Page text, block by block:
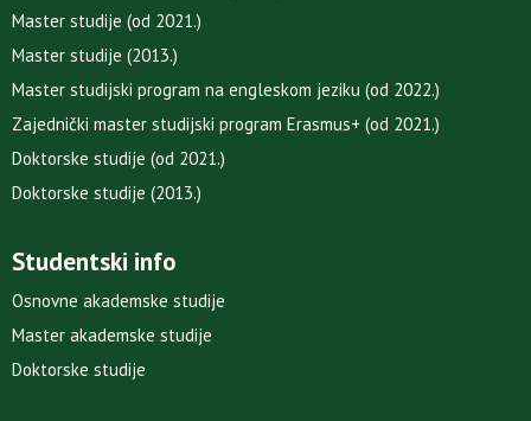
Master studije (od 2021.)
Master studije (2013.)
Master studijski program na engleskom jeziku (od 2022.)
Zajednički master studijski program Erasmus+ (od 2021.)
Doktorske studije (od 2021.)
Doktorske studije (2013.)
Studentski info
Osnovne akademske studije
Master akademske studije
Doktorske studije